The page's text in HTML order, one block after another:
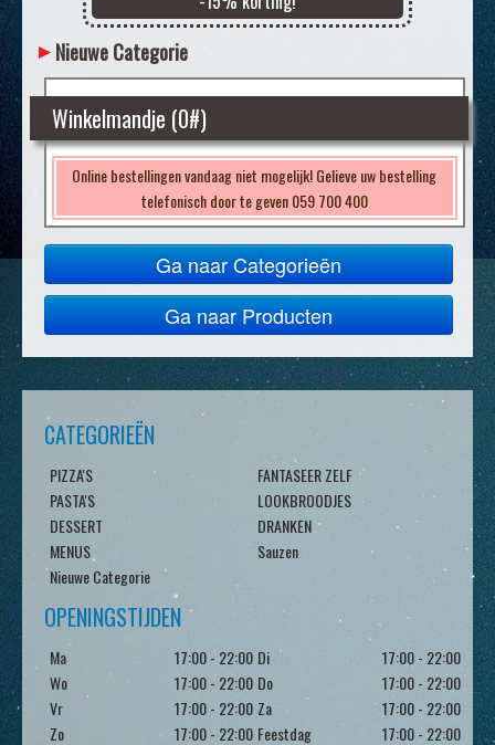
Nieuwe Categorie
Winkelmandje (0#)
Online bestellingen vandaag niet mogelijk! Gelieve uw bestelling
telefonisch door te geven 059 700 400
Ga naar Categorieën
Ga naar Producten
CATEGORIEËN
PIZZA'S
FANTASEER ZELF
PASTA'S
LOOKBROODJES
DESSERT
DRANKEN
MENUS
Sauzen
Nieuwe Categorie
OPENINGSTIJDEN
Ma 17:00 - 22:00 Di
17:00 - 22:00
Wo
17:00 - 22:00 Do
17:00 - 22:00
Vr
17:00 - 22:00 Za
17:00 - 22:00
Zo
17:00 - 22:00 Feestdag 17:00 - 22:00